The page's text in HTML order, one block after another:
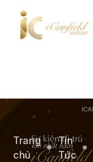
Trang
chủ
Tin
Tức